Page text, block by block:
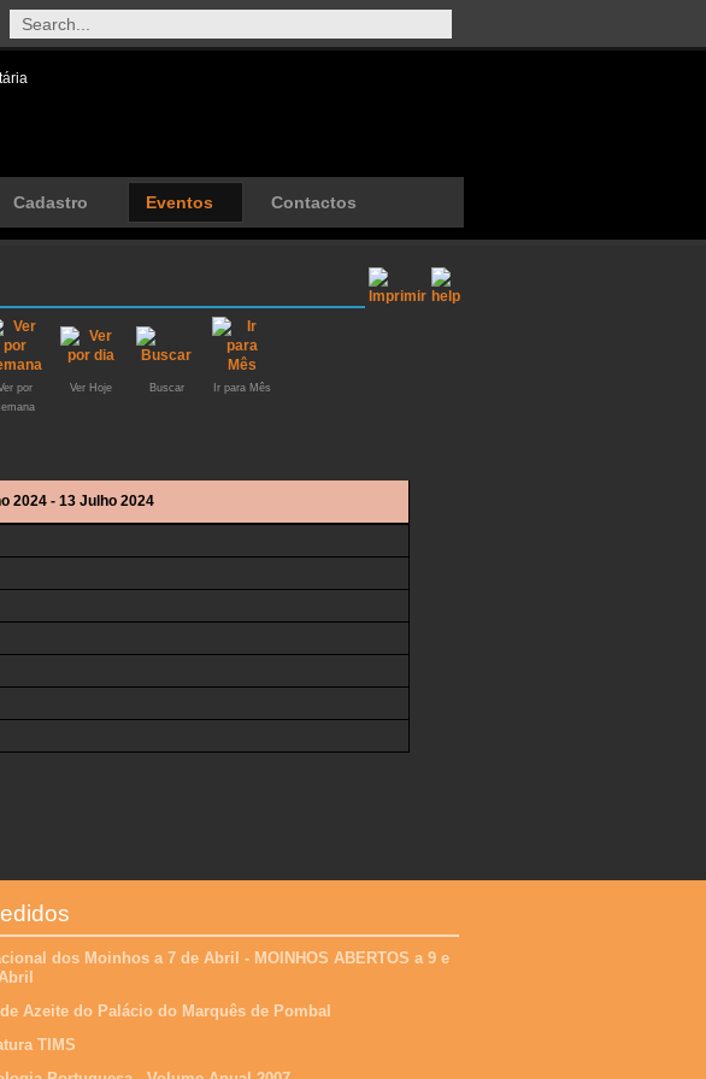
Cadastro Eventos Contactos
por
Ver Hoje Buscar Ir para Mês
2024 - 13 Julho 2024
dos Moinhos a 7 de Abril - MOINHOS ABERTOS a 9 e
Azeite do Palácio do Marquês de Pombal
TIMS